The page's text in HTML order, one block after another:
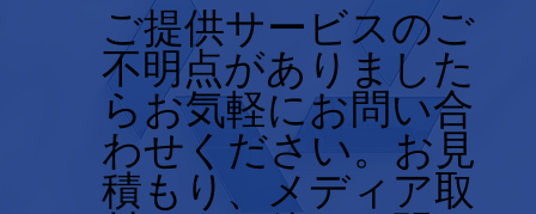
ご提供サービスのご
不明点がありました
らお気軽にお問い合
わせください。お見
積もり、メディア取